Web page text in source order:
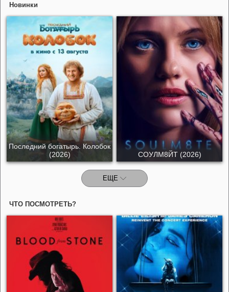
Новинки
Последний богатырь. Колобок
(2026)
СОУЛМ8ЙТ (2026)
ЕЩЕ
ЧТО ПОСМОТРЕТЬ?